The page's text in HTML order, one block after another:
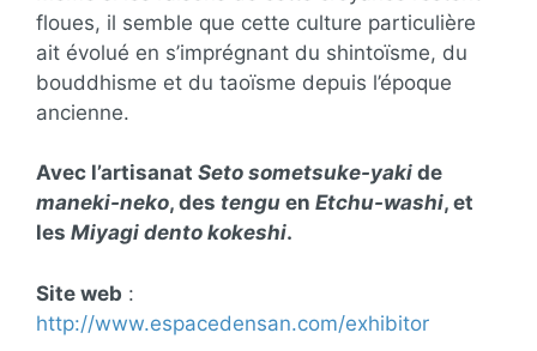
floues, il semble que cette culture particulière
ait évolué en s’imprégnant du shintoïsme, du
bouddhisme et du taoïsme depuis l’époque
ancienne.
Avec l’artisanat Seto sometsuke-yaki de
maneki-neko, des tengu en Etchu-washi, et
les Miyagi dento kokeshi.
Site web :
http://www.espacedensan.com/exhibitor